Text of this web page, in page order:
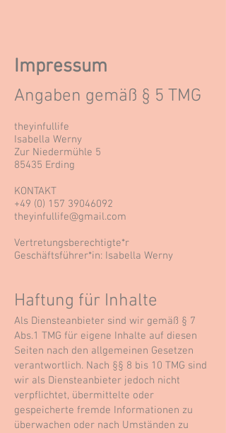
Impressum
Angaben gemäß § 5 TMG
theyinfullife
Isabella Werny
Zur Niedermühle 5
85435 Erding
KONTAKT
+49 (0) 157 39046092
theyinfullife@gmail.com
Vertretungsberechtigte*r
Geschäftsführer*in: Isabella Werny
Haftung für Inhalte
Als Diensteanbieter sind wir gemäß § 7
Abs.1 TMG für eigene Inhalte auf diesen
Seiten nach den allgemeinen Gesetzen
verantwortlich. Nach §§ 8 bis 10 TMG sind
wir als Diensteanbieter jedoch nicht
verpflichtet, übermittelte oder
gespeicherte fremde Informationen zu
überwachen oder nach Umständen zu